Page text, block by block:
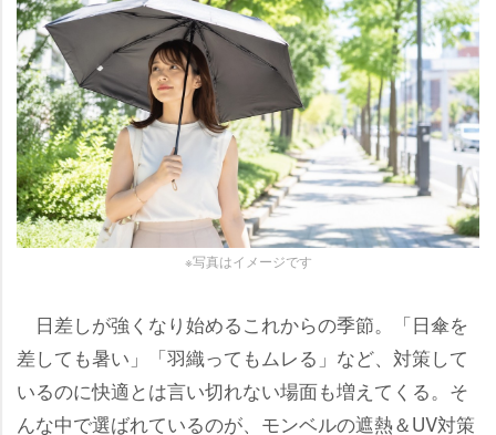
※写真はイメージです
日差しが強くなり始めるこれからの季節。「日傘を
差しても暑い」「羽織ってもムレる」など、対策して
いるのに快適とは言い切れない場面も増えてくる。そ
んな中で選ばれているのが、モンベルの遮熱＆UV対策